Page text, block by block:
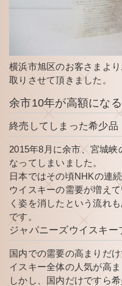
横浜市旭区のお客さまよ
取りさせて頂きました。
余市10年が高額にな
終売してしまった希少品
2015年8月に余市、宮城
なってしまいました。
日本ではその頃NHKの連
ウイスキーの需要が増え
く姿を消したという流れ
です。
ジャパニーズウイスキー
国内での需要の高まりだ
イスキー全体の人気が高
しかし、国内だけですら